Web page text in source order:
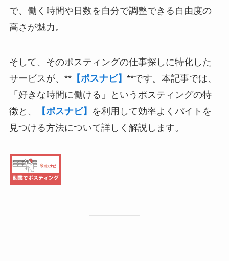
で、働く時間や日数を自分で調整できる自由度の
高さが魅力。
そして、そのポスティングの仕事探しに特化した
サービスが、**【ポスナビ】 **です。本記事では、
「好きな時間に働ける」というポスティングの特
徴と、
【ポスナビ】
を利用して効率よくバイトを
見つける方法について詳しく解説します。